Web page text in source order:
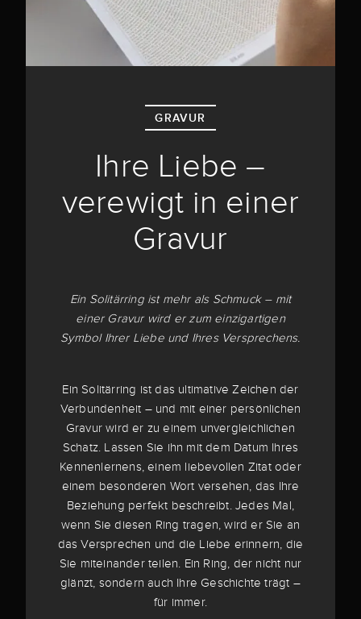
GRAVUR
Ihre Liebe –
verewigt in einer
Gravur
Ein Solitärring ist mehr als Schmuck – mit
einer Gravur wird er zum einzigartigen
Symbol Ihrer Liebe und Ihres Versprechens.
Ein Solitärring ist das ultimative Zeichen der
Verbundenheit – und mit einer persönlichen
Gravur wird er zu einem unvergleichlichen
Schatz. Lassen Sie ihn mit dem Datum Ihres
Kennenlernens, einem liebevollen Zitat oder
einem besonderen Wort versehen, das Ihre
Beziehung perfekt beschreibt. Jedes Mal,
wenn Sie diesen Ring tragen, wird er Sie an
das Versprechen und die Liebe erinnern, die
Sie miteinander teilen. Ein Ring, der nicht nur
glänzt, sondern auch Ihre Geschichte trägt –
für immer.